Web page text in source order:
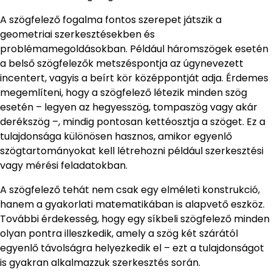
A szögfelező fogalma fontos szerepet játszik a
geometriai szerkesztésekben és
problémamegoldásokban. Például háromszögek esetén
a belső szögfelezők metszéspontja az úgynevezett
incentert, vagyis a beírt kör középpontját adja. Érdemes
megemlíteni, hogy a szögfelező létezik minden szög
esetén – legyen az hegyesszög, tompaszög vagy akár
derékszög –, mindig pontosan kettéosztja a szöget. Ez a
tulajdonsága különösen hasznos, amikor egyenlő
szögtartományokat kell létrehozni például szerkesztési
vagy mérési feladatokban.
A szögfelező tehát nem csak egy elméleti konstrukció,
hanem a gyakorlati matematikában is alapvető eszköz.
További érdekesség, hogy egy síkbeli szögfelező minden
olyan pontra illeszkedik, amely a szög két szárától
egyenlő távolságra helyezkedik el – ezt a tulajdonságot
is gyakran alkalmazzuk szerkesztés során.